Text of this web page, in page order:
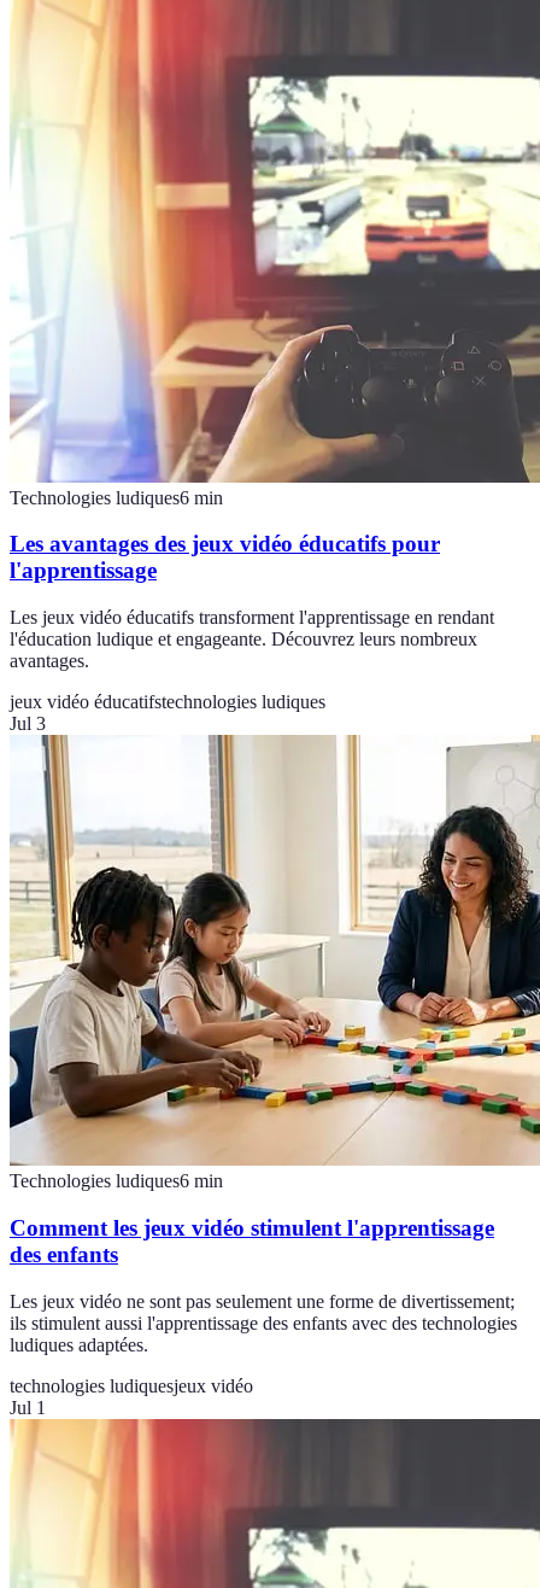
Technologies ludiques6 min
Les avantages des jeux vidéo éducatifs pour
l'apprentissage
Les jeux vidéo éducatifs transforment l'apprentissage en rendant
l'éducation ludique et engageante. Découvrez leurs nombreux
avantages.
jeux vidéo éducatifstechnologies ludiques
Jul 3
Technologies ludiques6 min
Comment les jeux vidéo stimulent l'apprentissage
des enfants
Les jeux vidéo ne sont pas seulement une forme de divertissement;
ils stimulent aussi l'apprentissage des enfants avec des technologies
ludiques adaptées.
technologies ludiquesjeux vidéo
Jul 1